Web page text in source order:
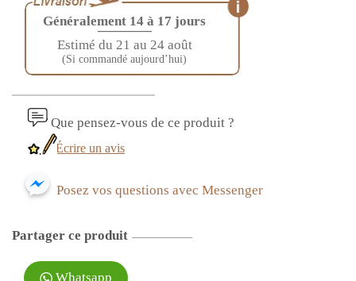
Généralement 14 à 17 jours
————
Estimé du 21 au 24 août
(Si commandé aujourd’hui)
Que pensez-vous de ce produit ?
Écrire un avis
Posez vos questions avec Messenger
Partager ce produit
Whatsapp